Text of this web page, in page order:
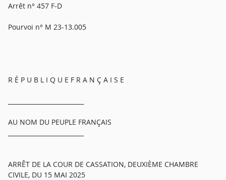
Arrêt n° 457 F-D
Pourvoi n° M 23-13.005
R É P U B L I Q U E F R A N Ç A I S E
AU NOM DU PEUPLE FRANÇAIS
ARRÊT DE LA COUR DE CASSATION, DEUXIÈME CHAMBRE
CIVILE, DU 15 MAI 2025